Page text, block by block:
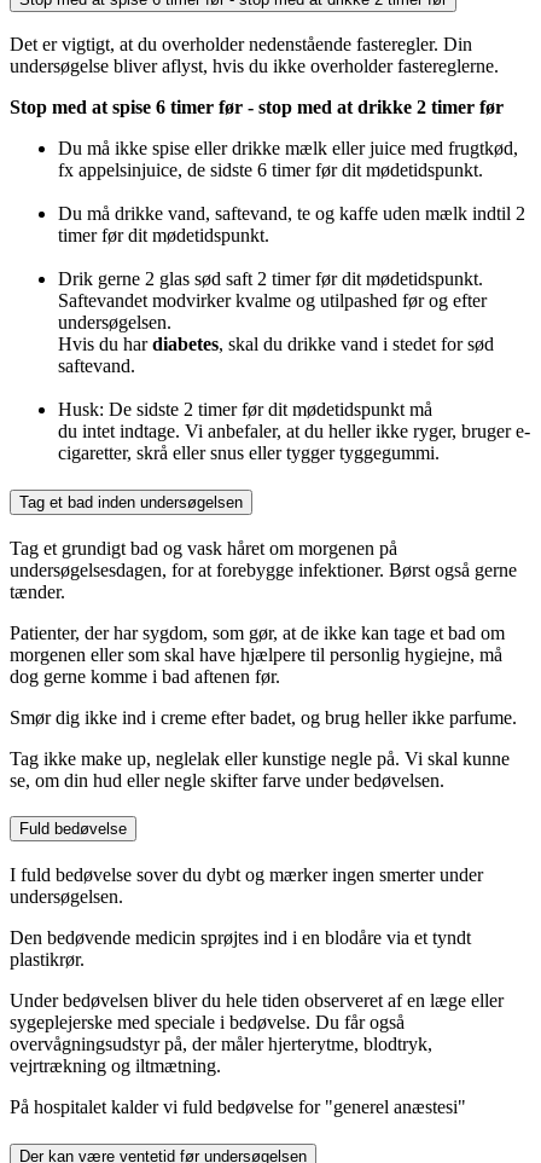
Det er vigtigt, at du overholder nedenstående fasteregler. Din
undersøgelse bliver aflyst, hvis du ikke overholder fastereglerne.
Stop med at spise 6 timer før - stop med at drikke 2 timer før
Du må ikke spise eller drikke mælk eller juice med frugtkød,
fx appelsinjuice, de sidste 6 timer før dit mødetidspunkt.
Du må drikke vand, saftevand, te og kaffe uden mælk indtil 2
timer før dit mødetidspunkt.
Drik gerne 2 glas sød saft 2 timer før dit mødetidspunkt.
Saftevandet modvirker kvalme og utilpashed før og efter
undersøgelsen.
Hvis du hardiabetes, skal du drikke vand i stedet for sød
saftevand.
Husk: De sidste 2 timer før dit mødetidspunkt må
du intet indtage. Vi anbefaler, at du heller ikke ryger, bruger e-
cigaretter, skrå eller snus eller tygger tyggegummi.
Tag et bad inden undersøgelsen
Tag et grundigt bad og vask håret om morgenen på
undersøgelsesdagen, for at forebygge infektioner. Børst også gerne
tænder.
Patienter, der har sygdom, som gør, at de ikke kan tage et bad om
morgenen eller som skal have hjælpere til personlig hygiejne, må
dog gerne komme i bad aftenen før.
Smør dig ikke ind i creme efter badet, og brug heller ikke parfume.
Tag ikke make up, neglelak eller kunstige negle på. Vi skal kunne
se, om din hud eller negle skifter farve under bedøvelsen.
Fuld bedøvelse
I fuld bedøvelse sover du dybt og mærker ingen smerter under
undersøgelsen.
Den bedøvende medicin sprøjtes ind i en blodåre via et tyndt
plastikrør.
Under bedøvelsen bliver du hele tiden observeret af en læge eller
sygeplejerske med speciale i bedøvelse. Du får også
overvågningsudstyr på, der måler hjerterytme, blodtryk,
vejrtrækning og iltmætning.
På hospitalet kalder vi fuld bedøvelse for "generel anæstesi"
Der kan være ventetid før undersøgelsen